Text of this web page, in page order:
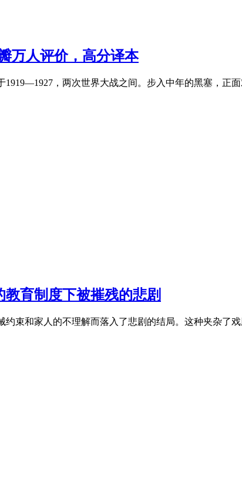
万人评价，高分译本
，两次世界大战之间。步入中年的黑塞，正
教育制度下被摧残的悲剧
束和家人的不理解而落入了悲剧的结局。这种夹杂了